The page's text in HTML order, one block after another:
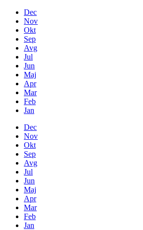
Dec
Nov
Okt
Sep
Avg
Jul
Jun
Maj
Apr
Mar
Feb
Jan
Dec
Nov
Okt
Sep
Avg
Jul
Jun
Maj
Apr
Mar
Feb
Jan